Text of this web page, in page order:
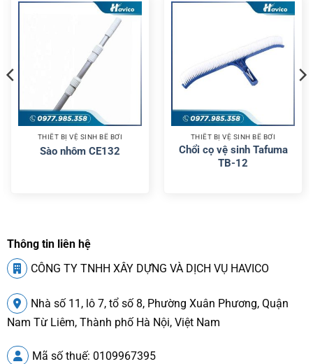
THIẾT BỊ VỆ SINH BỂ BƠI
Sào nhôm CE132
THIẾT BỊ VỆ SINH BỂ BƠI
Chổi cọ vệ sinh Tafuma
TB-12
Thông tin liên hệ
CÔNG TY TNHH XÂY DỰNG VÀ DỊCH VỤ HAVICO
Nhà số 11, lô 7, tổ số 8, Phường Xuân Phương, Quận
Nam Từ Liêm, Thành phố Hà Nội, Việt Nam
Mã số thuế: 0109967395